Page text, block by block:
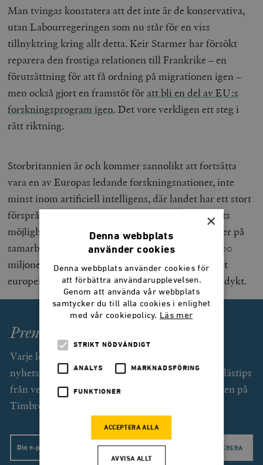
Man tvingas konstatera att det inte är de konservativa,
utan Labourregeringen som nu står för en viss
tillnyktring kring allt detta. Keir Starmer har försökt
reparera den frostiga relationen till Frankrike – en
förutsättning för att få ordning på migrationen igen –
men också gjort en framstöt för att bli en del av EU:s
forskningsprogram igen. Det vore verkligen ett steg i
rätt riktning.
Storbritannien är och kommer sannolikt att fortsätta
vara en av Europas ledande forskningsnationer, inte
minst inom artificiell intelligens, där landet har ett stort
försprång gentemot andra EU-länder. Men landets
möjligheter att dra nytta av sådan forskning bygger på
samarbete med den inre marknad som Europas 500
miljoner konsumenter utgör. Samtidigt har antalet
europeiska studenter på brittiska universitet störtdykt.
Prenumerera på Smedjan!
Varje lördag får du som prenumerant (gratis) ett
nyhetsbrev med exklusiv text av Svend Dahl och lästips
från veckan som gått. Dessutom unika erbjudanden på
Timbro förlags utgivning.
Email
×
Denna webbplats
använder cookies
Denna webbplats använder cookies för
att förbättra användarupplevelsen.
Genom att använda vår webbplats
samtycker du till alla cookies i enlighet
med vår cookiepolicy. Läs mer
STRIKT NÖDVÄNDIGT
ANALYS MARKNADSFÖRING
FUNKTIONER
ACCEPTERA ALLA
AVVISA ALLT